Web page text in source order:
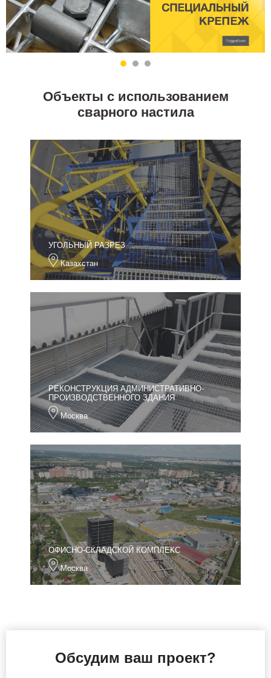
Объекты с использованием
сварного настила
УГОЛЬНЫЙ РАЗРЕЗ
Казахстан
РЕКОНСТРУКЦИЯ АДМИНИСТРАТИВНО-
ПРОИЗВОДСТВЕННОГО ЗДАНИЯ
Москва
ОФИСНО-СКЛАДСКОЙ КОМПЛЕКС
Москва
Обсудим ваш проект?